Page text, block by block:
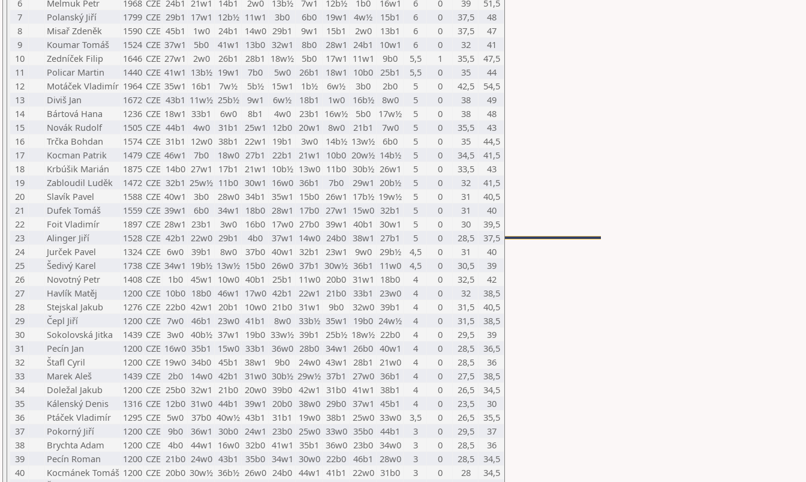
6
Melmuk Petr 1968 CZE 24b1 21w1 14b1 2w0 13b½ 7w1 12b½ 1b0 16w1 6 0 39
51,5
7
Polanský Jiří 1799 CZE 29b1 17w1 12b½ 11w1 3b0 6b0 19w1 4w½ 15b1 6 0 37,5
48
8
Misař Zdeněk 1590 CZE 45b1 1w0 24b1 14w0 29b1 9w1 15b1 2w0 13b1 6 0 37,5
47
9
Koumar Tomáš 1524 CZE 37w1 5b0 41w1 13b0 32w1 8b0 28w1 24b1 10w1 6 0 32
41
10
Zedníček Filip 1646 CZE 27w1 2w0 26b1 28b1 18w½ 5b0 17w1 11w1 9b0 5,5 1 35,5
47,5
11
Policar Martin 1440 CZE 41w1 13b½ 19w1 7b0 5w0 26b1 18w1 10b0 25b1 5,5 0 35
44
12
Motáček Vladimír 1964 CZE 35w1 16b1 7w½ 5b½ 15w1 1b½ 6w½ 3b0 2b0 5 0 42,5
54,5
13
Diviš Jan 1672 CZE 43b1 11w½ 25b½ 9w1 6w½ 18b1 1w0 16b½ 8w0 5 0 38
49
14
Bártová Hana 1236 CZE 18w1 33b1 6w0 8b1 4w0 23b1 16w½ 5b0 17w½ 5 0 38
48
15
Novák Rudolf 1505 CZE 44b1 4w0 31b1 25w1 12b0 20w1 8w0 21b1 7w0 5 0 35,5
43
16
Trčka Bohdan 1574 CZE 31b1 12w0 38b1 22w1 19b1 3w0 14b½ 13w½ 6b0 5 0 35
44,5
17
Kocman Patrik 1479 CZE 46w1 7b0 18w0 27b1 22b1 21w1 10b0 20w½ 14b½ 5 0 34,5
41,5
18
Krbúšik Marián 1875 CZE 14b0 27w1 17b1 21w1 10b½ 13w0 11b0 30b½ 26w1 5 0 33,5
43
19
Zabloudil Luděk 1472 CZE 32b1 25w½ 11b0 30w1 16w0 36b1 7b0 29w1 20b½ 5 0 32
41,5
20
Slavík Pavel 1588 CZE 40w1 3b0 28w0 34b1 35w1 15b0 26w1 17b½ 19w½ 5 0 31
40,5
21
Dufek Tomáš 1559 CZE 39w1 6b0 34w1 18b0 28w1 17b0 27w1 15w0 32b1 5 0 31
40
22
Foit Vladimír 1897 CZE 28w1 23b1 3w0 16b0 17w0 27b0 39w1 40b1 30w1 5 0 30
39,5
23
Alinger Jiří 1528 CZE 42b1 22w0 29b1 4b0 37w1 14w0 24b0 38w1 27b1 5 0 28,5
37,5
24
Jurček Pavel 1324 CZE 6w0 39b1 8w0 37b0 40w1 32b1 23w1 9w0 29b½ 4,5 0 31
40
25
Šedivý Karel 1738 CZE 34w1 19b½ 13w½ 15b0 26w0 37b1 30w½ 36b1 11w0 4,5 0 30,5
39
26
Novotný Petr 1408 CZE 1b0 45w1 10w0 40b1 25b1 11w0 20b0 31w1 18b0 4 0 32,5
42
27
Havlík Matěj 1200 CZE 10b0 18b0 46w1 17w0 42b1 22w1 21b0 33b1 23w0 4 0 32
38,5
28
Stejskal Jakub 1276 CZE 22b0 42w1 20b1 10w0 21b0 31w1 9b0 32w0 39b1 4 0 31,5
40,5
29
Čepl Jiří 1200 CZE 7w0 46b1 23w0 41b1 8w0 33b½ 35w1 19b0 24w½ 4 0 31,5
38,5
30
Sokolovská Jitka 1439 CZE 3w0 40b½ 37w1 19b0 33w½ 39b1 25b½ 18w½ 22b0 4 0 29,5
39
31
Pecín Jan 1200 CZE 16w0 35b1 15w0 33b1 36w0 28b0 34w1 26b0 40w1 4 0 28,5
36,5
32
Štafl Cyril 1200 CZE 19w0 34b0 45b1 38w1 9b0 24w0 43w1 28b1 21w0 4 0 28,5
36
33
Marek Aleš 1439 CZE 2b0 14w0 42b1 31w0 30b½ 29w½ 37b1 27w0 36b1 4 0 27,5
38,5
34
Doležal Jakub 1200 CZE 25b0 32w1 21b0 20w0 39b0 42w1 31b0 41w1 38b1 4 0 26,5
34,5
35
Kálenský Denis 1316 CZE 12b0 31w0 44b1 39w1 20b0 38w0 29b0 37w1 45b1 4 0 23,5
30
36
Ptáček Vladimír 1295 CZE 5w0 37b0 40w½ 43b1 31b1 19w0 38b1 25w0 33w0 3,5 0 26,5
35,5
37
Pokorný Jiří 1200 CZE 9b0 36w1 30b0 24w1 23b0 25w0 33w0 35b0 44b1 3 0 29,5
37
38
Brychta Adam 1200 CZE 4b0 44w1 16w0 32b0 41w1 35b1 36w0 23b0 34w0 3 0 28,5
36
39
Pecín Roman 1200 CZE 21b0 24w0 43b1 35b0 34w1 30w0 22b0 46b1 28w0 3 0 28,5
34,5
40
Kocmánek Tomáš 1200 CZE 20b0 30w½ 36b½ 26w0 24b0 44w1 41b1 22w0 31b0 3 0 28
34,5